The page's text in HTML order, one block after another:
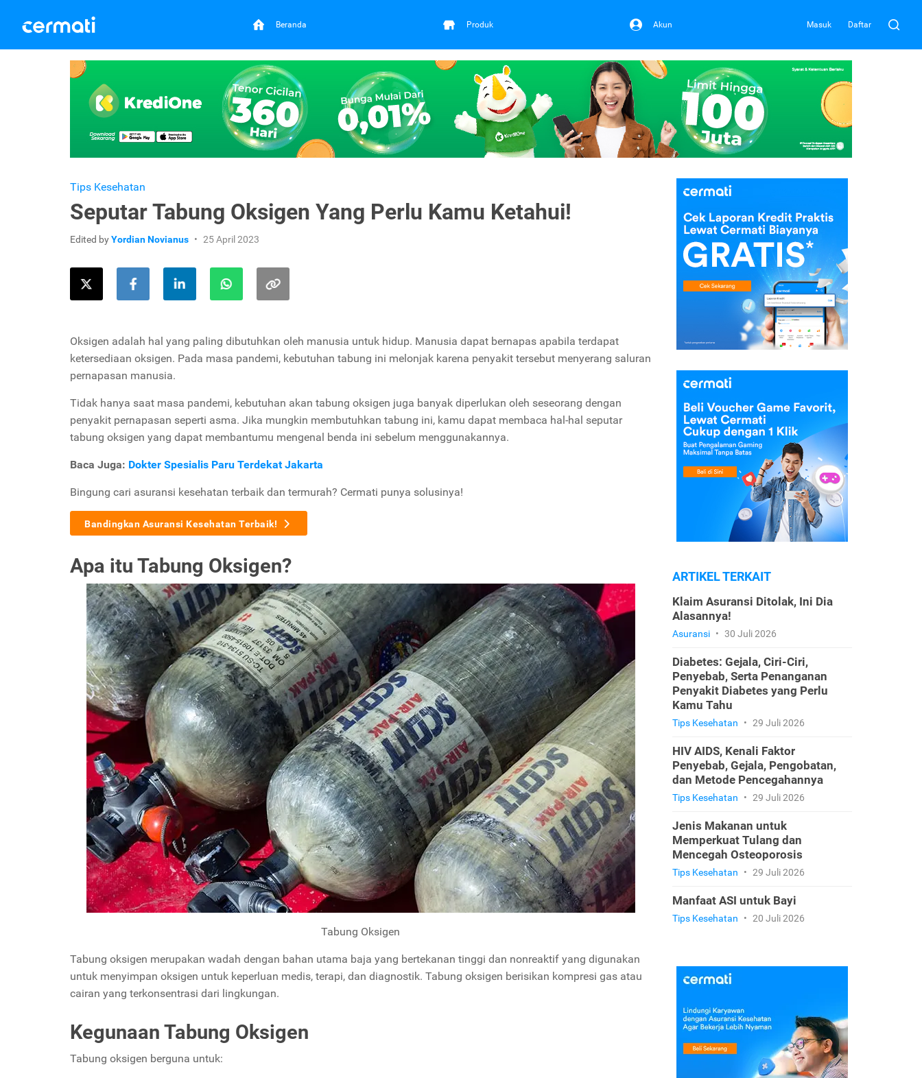
Beranda Produk Akun Masuk Daftar
Tips Kesehatan
Seputar Tabung Oksigen Yang Perlu Kamu Ketahui!
Edited byYordian Novianus 25 April 2023
Oksigen adalah hal yang paling dibutuhkan oleh manusia untuk hidup. Manusia dapat bernapas apabila terdapat
ketersediaan oksigen. Pada masa pandemi, kebutuhan tabung ini melonjak karena penyakit tersebut menyerang saluran
pernapasan manusia.
Tidak hanya saat masa pandemi, kebutuhan akan tabung oksigen juga banyak diperlukan oleh seseorang dengan
penyakit pernapasan seperti asma. Jika mungkin membutuhkan tabung ini, kamu dapat membaca hal-hal seputar
tabung oksigen yang dapat membantumu mengenal benda ini sebelum menggunakannya.
Baca Juga: Dokter Spesialis Paru Terdekat Jakarta
Bingung cari asuransi kesehatan terbaik dan termurah? Cermati punya solusinya!
Bandingkan Asuransi Kesehatan Terbaik!
Apa itu Tabung Oksigen?
Tabung Oksigen
Tabung oksigen merupakan wadah dengan bahan utama baja yang bertekanan tinggi dan nonreaktif yang digunakan
untuk menyimpan oksigen untuk keperluan medis, terapi, dan diagnostik. Tabung oksigen berisikan kompresi gas atau
cairan yang terkonsentrasi dari lingkungan.
Kegunaan Tabung Oksigen
Tabung oksigen berguna untuk:
ARTIKEL TERKAIT
Klaim Asuransi Ditolak, Ini Dia
Alasannya!
Asuransi • 30 Juli 2026
Diabetes: Gejala, Ciri-Ciri,
Penyebab, Serta Penanganan
Penyakit Diabetes yang Perlu
Kamu Tahu
Tips Kesehatan • 29 Juli 2026
HIV AIDS, Kenali Faktor
Penyebab, Gejala, Pengobatan,
dan Metode Pencegahannya
Tips Kesehatan • 29 Juli 2026
Jenis Makanan untuk
Memperkuat Tulang dan
Mencegah Osteoporosis
Tips Kesehatan • 29 Juli 2026
Manfaat ASI untuk Bayi
Tips Kesehatan • 20 Juli 2026